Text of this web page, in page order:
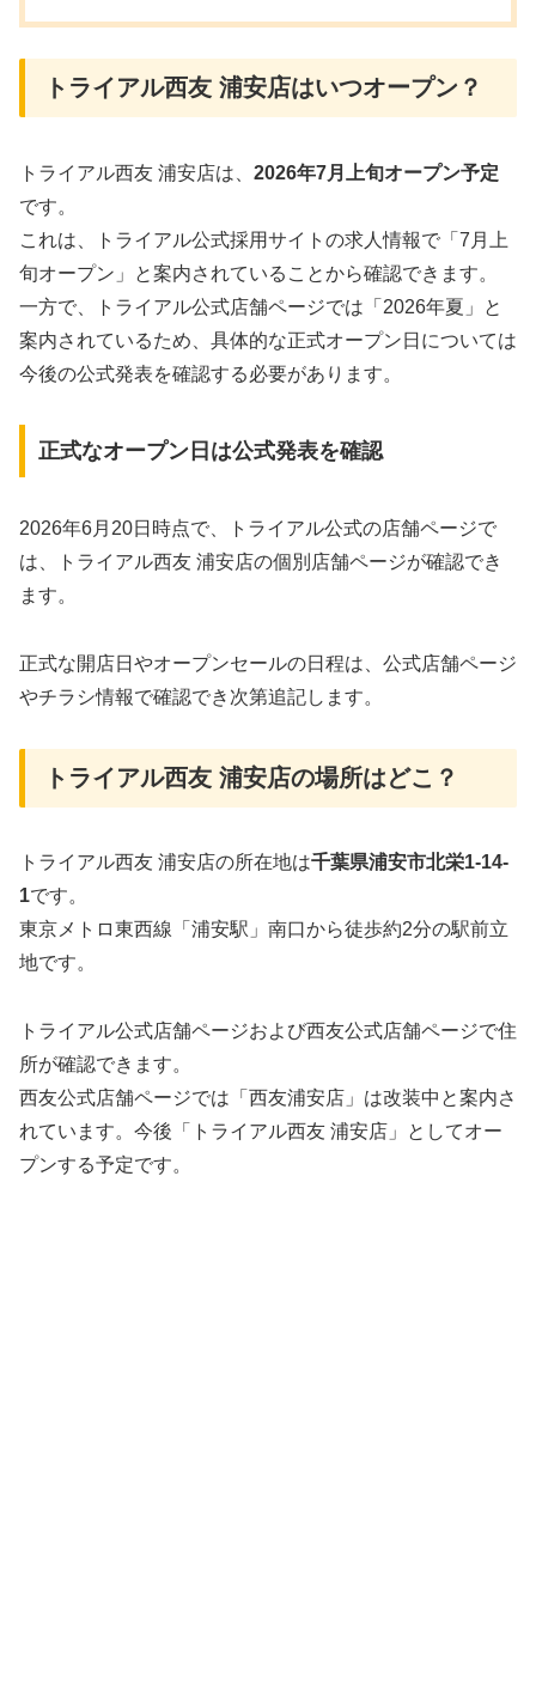
トライアル西友 浦安店はいつオープン？
トライアル西友 浦安店は、 2026年7月上旬オープン予定
です。
これは、トライアル公式採用サイトの求人情報で「7月上
旬オープン」と案内されていることから確認できます。
一方で、トライアル公式店舗ページでは「2026年夏」と
案内されているため、具体的な正式オープン日については
今後の公式発表を確認する必要があります。
正式なオープン日は公式発表を確認
2026年6月20日時点で、トライアル公式の店舗ページで
は、トライアル西友 浦安店の個別店舗ページが確認でき
ます。
正式な開店日やオープンセールの日程は、公式店舗ページ
やチラシ情報で確認でき次第追記します。
トライアル西友 浦安店の場所はどこ？
トライアル西友 浦安店の所在地は千葉県浦安市北栄1-14-
1です。
東京メトロ東西線「浦安駅」南口から徒歩約2分の駅前立
地です。
トライアル公式店舗ページおよび西友公式店舗ページで住
所が確認できます。
西友公式店舗ページでは「西友浦安店」は改装中と案内さ
れています。今後「トライアル西友 浦安店」としてオー
プンする予定です。